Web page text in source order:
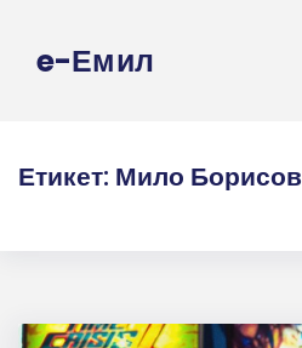
e-Емил
Етикет: Мило Борисов